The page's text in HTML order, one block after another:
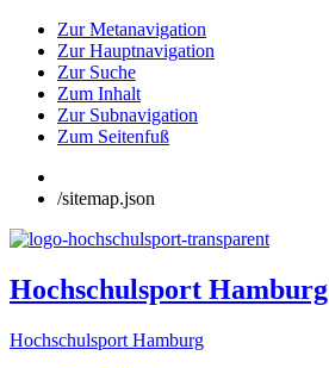
Zur Metanavigation
Zur Hauptnavigation
Zur Suche
Zum Inhalt
Zur Subnavigation
Zum Seitenfuß
/sitemap.json
Hochschulsport Hamburg
Hochschulsport Hamburg